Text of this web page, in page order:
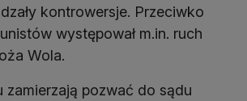
kontrowersje. Przeciwko
występował m.in. ruch
Wola.
zamierzają pozwać do sądu